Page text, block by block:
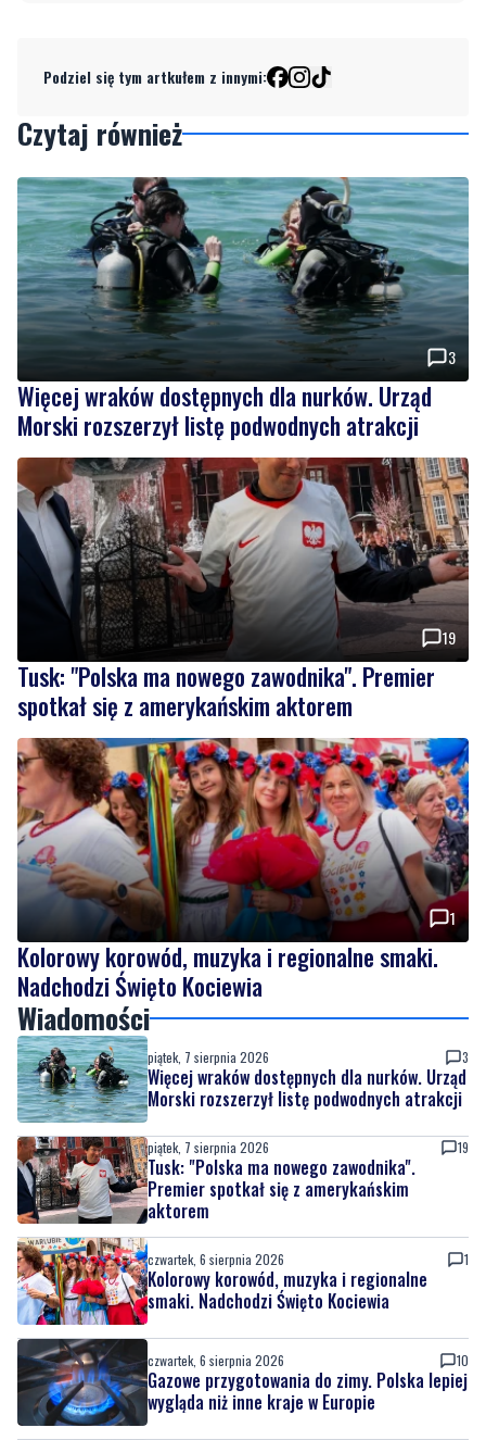
Podziel się tym artkułem z innymi:
Czytaj również
3
Więcej wraków dostępnych dla nurków. Urząd
Morski rozszerzył listę podwodnych atrakcji
19
Tusk: "Polska ma nowego zawodnika". Premier
spotkał się z amerykańskim aktorem
1
Kolorowy korowód, muzyka i regionalne smaki.
Nadchodzi Święto Kociewia
Wiadomości
piątek, 7 sierpnia 2026 3
Więcej wraków dostępnych dla nurków. Urząd
Morski rozszerzył listę podwodnych atrakcji
piątek, 7 sierpnia 2026 19
Tusk: "Polska ma nowego zawodnika".
Premier spotkał się z amerykańskim
aktorem
czwartek, 6 sierpnia 2026 1
Kolorowy korowód, muzyka i regionalne
smaki. Nadchodzi Święto Kociewia
czwartek, 6 sierpnia 2026 10
Gazowe przygotowania do zimy. Polska lepiej
wygląda niż inne kraje w Europie